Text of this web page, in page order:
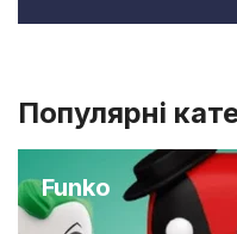
Популярні
Funko